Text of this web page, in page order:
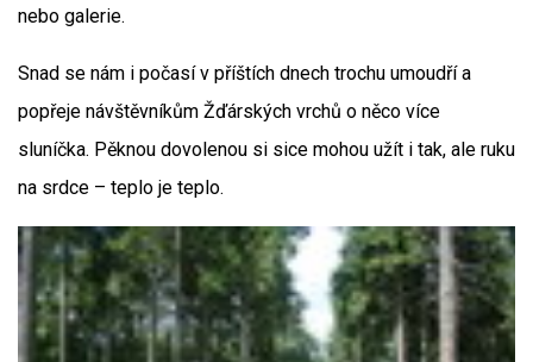
nebo galerie.
Snad se nám i počasí v příštích dnech trochu umoudří a
popřeje návštěvníkům Žďárských vrchů o něco více
sluníčka. Pěknou dovolenou si sice mohou užít i tak, ale ruku
na srdce – teplo je teplo.